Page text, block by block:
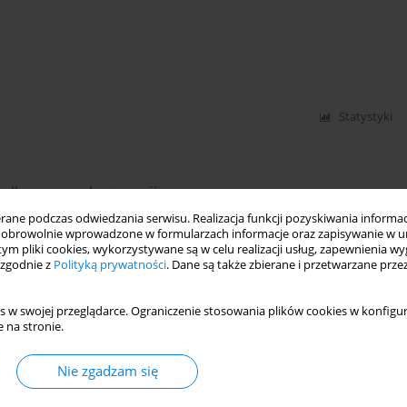
podczas odwiedzania serwisu. Realizacja funkcji pozyskiwania
wprowadzone w formularzach informacje oraz zapisywanie w
pliki cookies, wykorzystywane są w celu realizacji usług, zapewnienia
z Polityką prywatności. Dane są także zbierane i przetwarzane
w swojej przeglądarce. Ograniczenie stosowania plików cookies w
na stronie.
Nie zgadzam się
Statystyki
w psychoterapii.
Bierzyński,Łukasz Müldner-Nieckowski,Mariusz Furgał
w relacji intymnej.